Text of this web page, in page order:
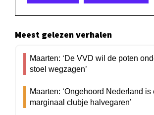
Meest gelezen verhalen
Maarten: ‘De VVD wil de poten
stoel wegzagen’
Maarten: ‘Ongehoord Nederland is
marginaal clubje halvegaren’